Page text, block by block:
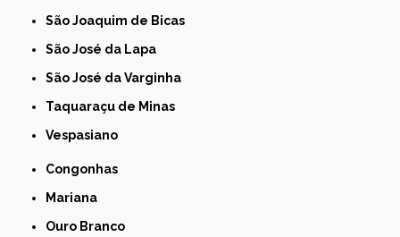
São Joaquim de Bicas
São José da Lapa
São José da Varginha
Taquaraçu de Minas
Vespasiano
Congonhas
Mariana
Ouro Branco